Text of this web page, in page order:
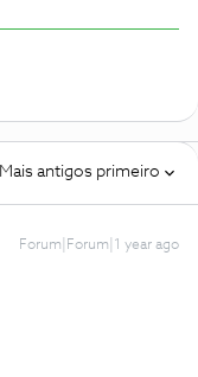
Mais antigos primeiro
Forum|Forum|1 year ago